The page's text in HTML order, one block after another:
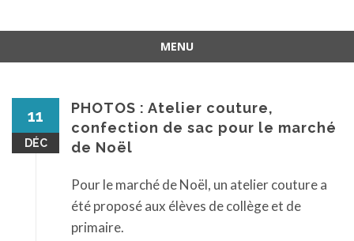
MENU
11
DÉC
PHOTOS : Atelier couture,
confection de sac pour le marché
de Noël
Pour le marché de Noël, un atelier couture a
été proposé aux élèves de collège et de
primaire.